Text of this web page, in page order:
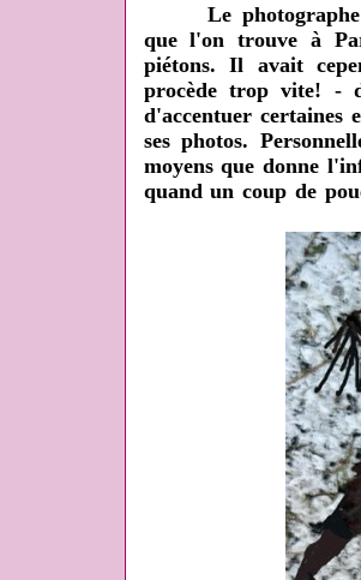
Le photographe
que l'on trouve à
piétons. Il avait
procède trop vite! -
d'accentuer certaines
ses photos.
moyens que donne
quand un coup de